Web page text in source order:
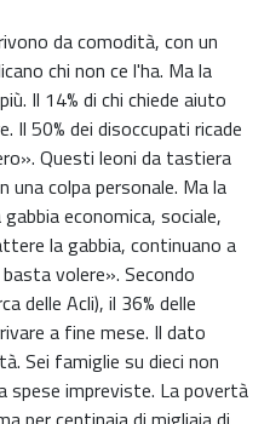
da comodità, con un
chi non ce l'ha. Ma la
Il 14% di chi chiede aiuto
Il 50% dei disoccupati ricade
Questi leoni da tastiera
colpa personale. Ma la
economica, sociale,
la gabbia, continuano a
volere». Secondo
delle Acli), il 36% delle
a fine mese. Il dato
Sei famiglie su dieci non
spese impreviste. La povertà